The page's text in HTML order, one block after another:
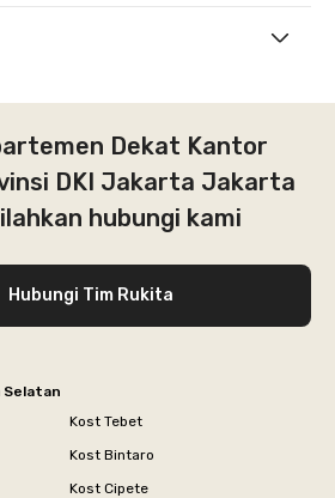
Dekat Kantor
DKI Jakarta Jakarta
hubungi kami
Hubungi Tim Rukita
Kost Tebet
Kost Bintaro
Kost Cipete